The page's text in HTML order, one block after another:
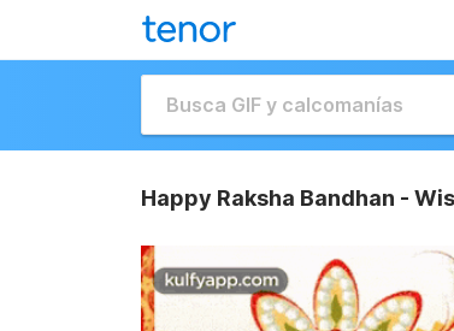
Happy Raksha Bandhan -